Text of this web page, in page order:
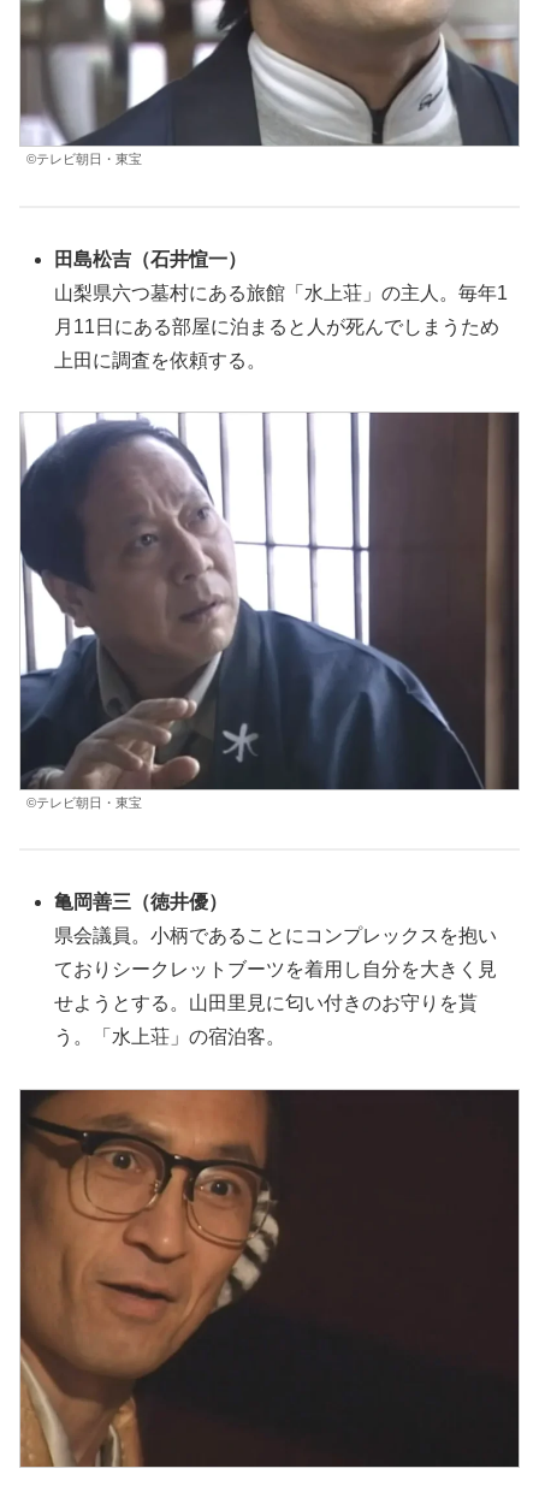
©テレビ朝日・東宝
田島松吉（石井愃一）
山梨県六つ墓村にある旅館「水上荘」の主人。毎年1
月11日にある部屋に泊まると人が死んでしまうため
上田に調査を依頼する。
©テレビ朝日・東宝
亀岡善三 （徳井優）
県会議員。小柄であることにコンプレックスを抱い
ておりシークレットブーツを着用し自分を大きく見
せようとする。山田里見に匂い付きのお守りを貰
う。「水上荘」の宿泊客。